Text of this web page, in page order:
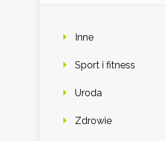
Inne
Sport i fitness
Uroda
Zdrowie